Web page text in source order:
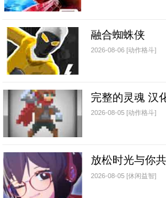
融合蜘蛛侠
2026-08-06 [动作格斗]
完整的灵魂 汉
2026-08-05 [动作格斗]
放松时光与你
2026-08-05 [休闲益智]